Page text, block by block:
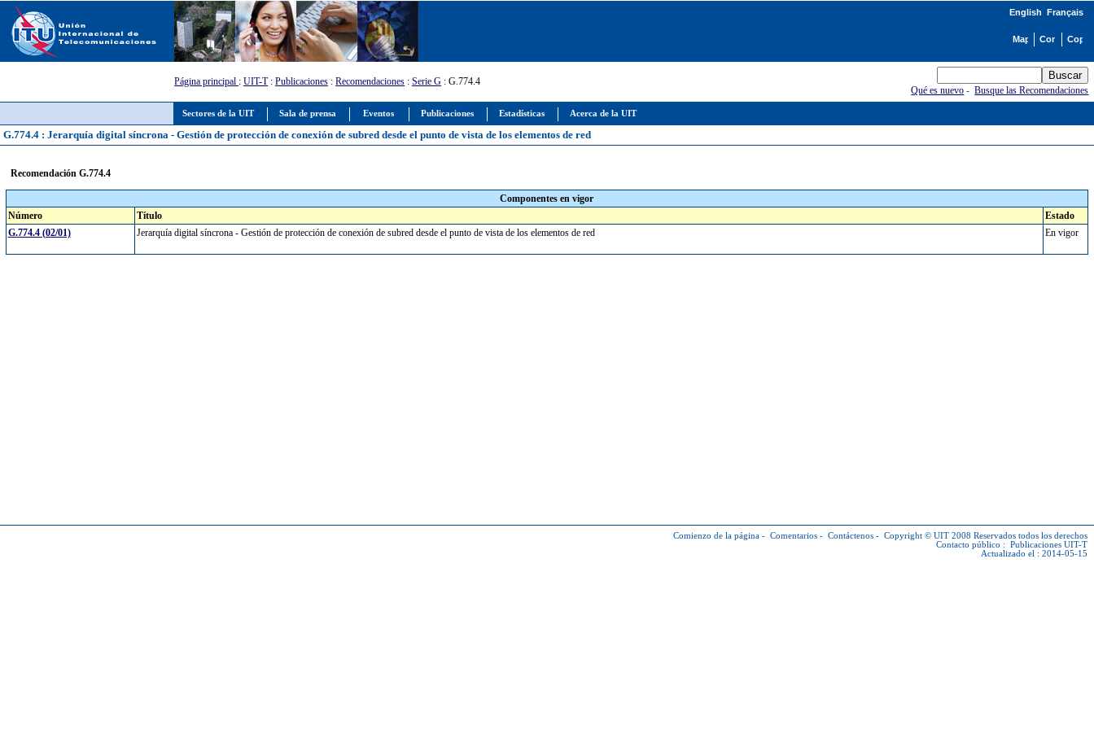
Sectores de la UIT Sala de prensa Eventos Publicaciones Estadísticas Acerca de la UIT
English Français
Página principal : UIT-T: Publicaciones : Recomendaciones : Serie G : G.774.4
Qué es nuevo -Busque las Recomendaciones
G.774.4 : Jerarquía digital síncrona - Gestión de protección de conexión de subred desde el punto de vista de los elementos de red
Recomendación G.774.4
Componentes en vigor
Número
Título
Estado
G.774.4 (02/01)
Jerarquía digital síncrona - Gestión de protección de conexión de subred desde el punto de vista de los elementos de red En vigor
Comienzo de la página - Comentarios - Contáctenos - Copyright © UIT 2008 Reservados todos los derechos
Contacto público : Publicaciones UIT-T
Actualizado el : 2014-05-15